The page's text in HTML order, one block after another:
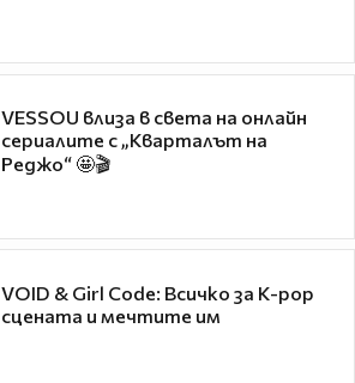
VESSOU влиза в света на онлайн
сериалите с „Кварталът на
Реджо“ 🤩🎬
VOID & Girl Code: Всичко за K-pop
сцената и мечтите им